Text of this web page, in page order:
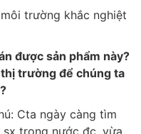
trường khắc nghiệt
được sản phẩm này?
trường để chúng ta
Cta ngày càng tìm
trong nước đc, vừa